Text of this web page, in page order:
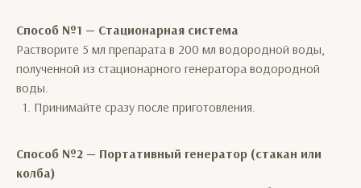
Способ №1 — Стационарная система
Растворите 5 мл препарата в 200 мл водородной воды,
полученной из стационарного генератора водородной
воды.
Принимайте сразу после приготовления.
Способ №2 — Портативный генератор (стакан или
колба)